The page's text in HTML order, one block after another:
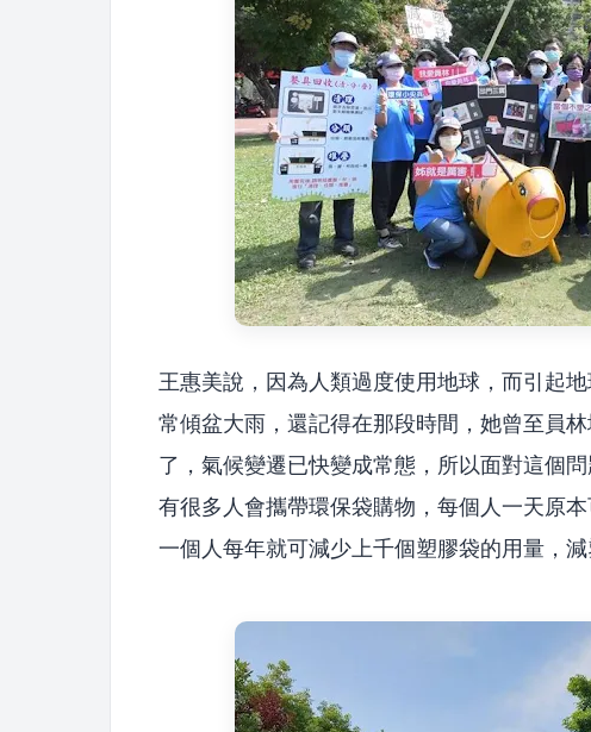
王惠美說，因為人類過度使用地球，而引起
常傾盆大雨，還記得在那段時間，她曾至員
了，氣候變遷已快變成常態，所以面對這個
有很多人會攜帶環保袋購物，每個人一天原
一個人每年就可減少上千個塑膠袋的用量，